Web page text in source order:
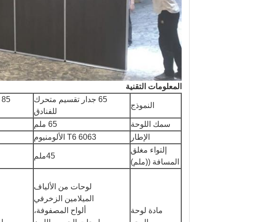
المعلومات التقنية
النموذج
65 جدار تقسيم متحرك
للفنادق
سمك اللوحة
65 ملم
الإطار
6063 T6 الألومنيوم
إلتواء مغلق
المسافة ((ملم)
45ملم
مادة لوحة
لوحات من الألياف
الميلامين الزخرفي
ألواح المصفوفة،